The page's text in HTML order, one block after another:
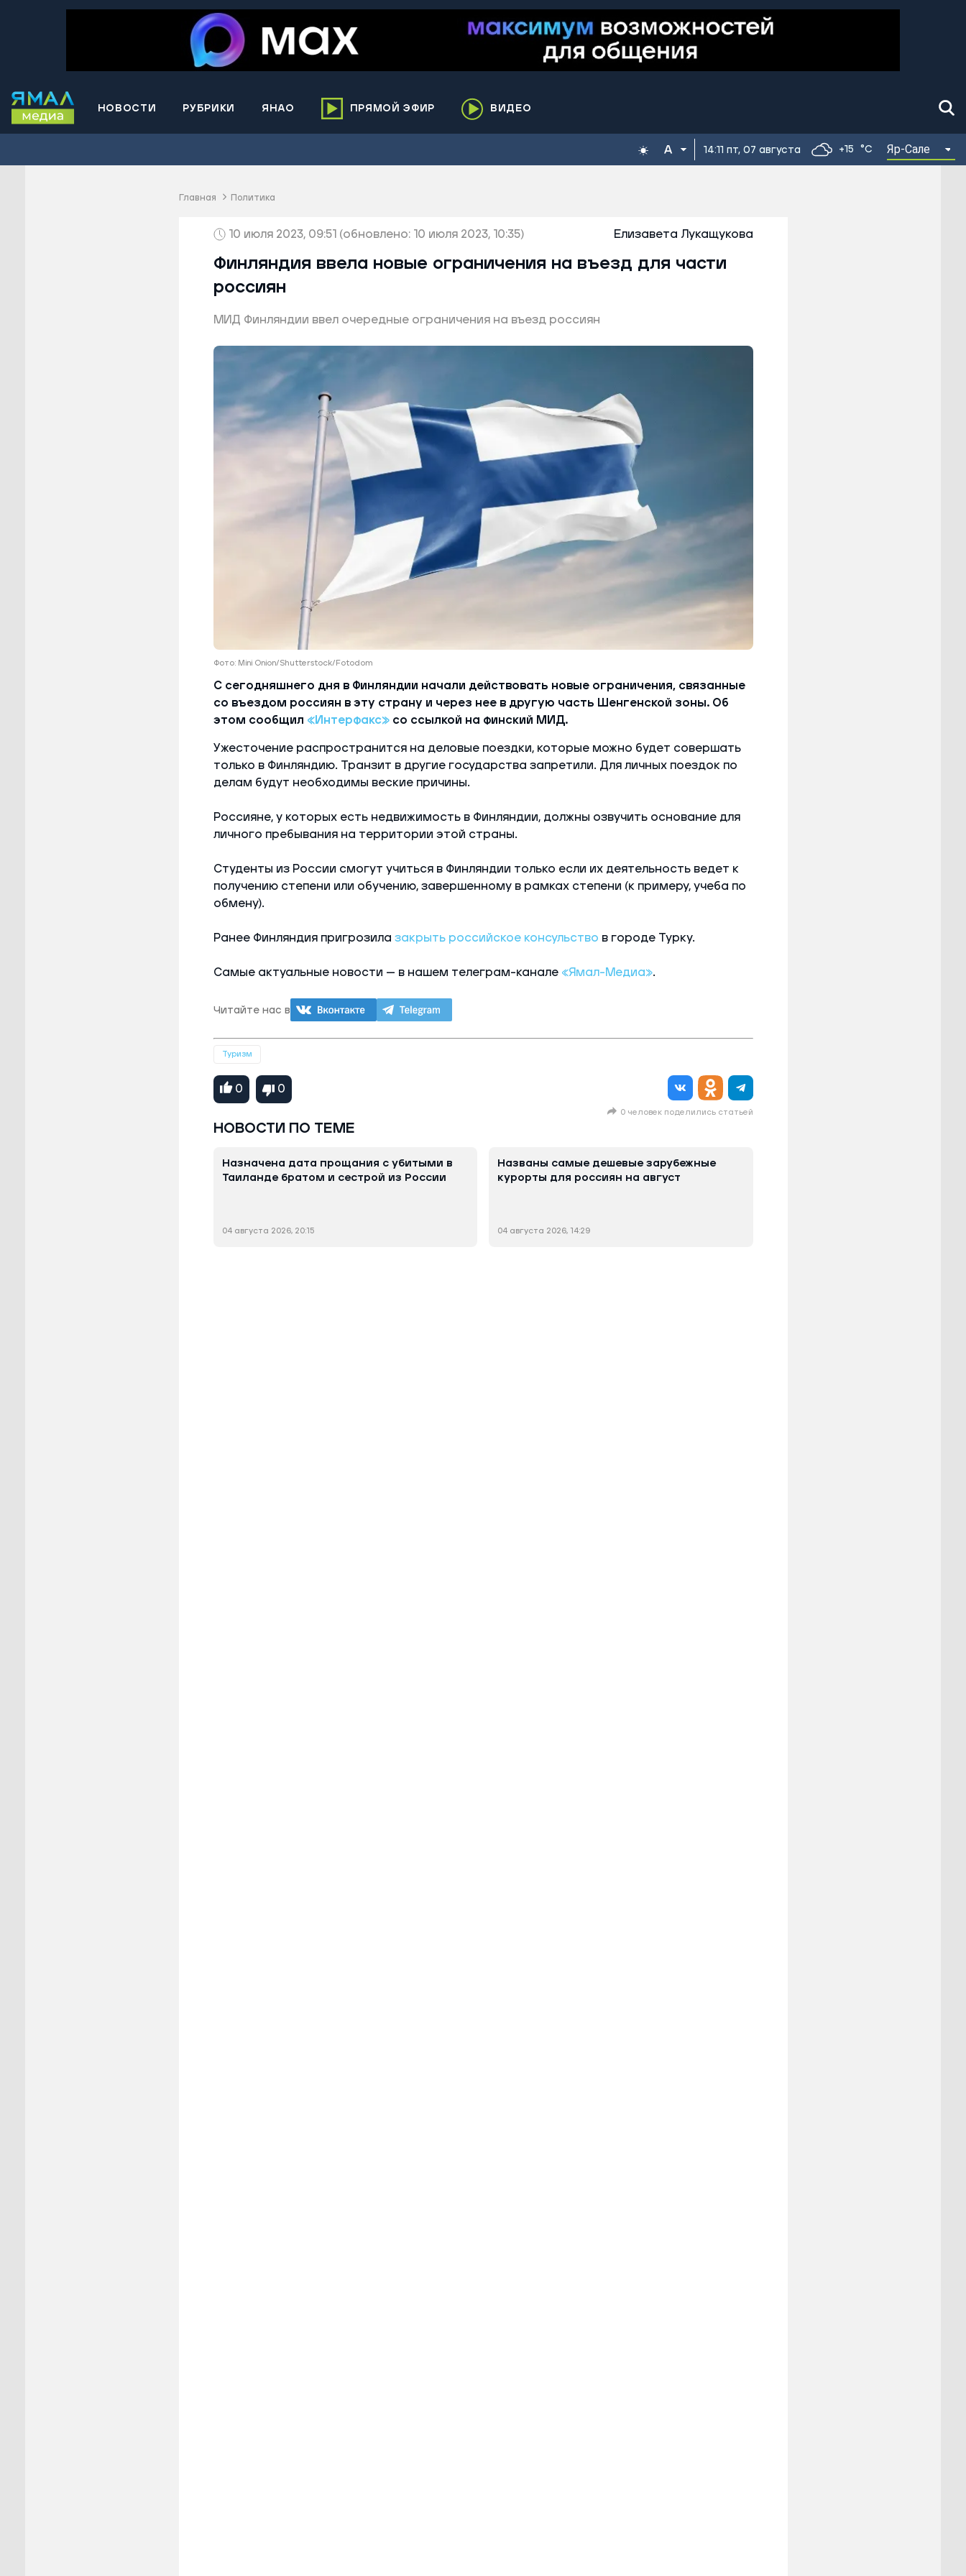
НОВОСТИ РУБРИКИ ЯНАО
район
Муравленко
Приуральский район
Тарко-Сале
Тазовский район
Шурышкарский район
Ямальский район
ПРЯМОЙ ЭФИР ВИДЕО
14:11 пт, 07 августа +15 °C Яр-Сале
Главная Политика
10 июля 2023, 09:51 (обновлено: 10 июля 2023, 10:35) Елизавета Лукащукова
Финляндия ввела новые ограничения на въезд для части
россиян
МИД Финляндии ввел очередные ограничения на въезд россиян
Фото: Mini Onion/Shutterstock/Fotodom
С сегодняшнего дня в Финляндии начали действовать новые ограничения, связанные
со въездом россиян в эту страну и через нее в другую часть Шенгенской зоны. Об
этом сообщил «Интерфакс» со ссылкой на финский МИД.
Ужесточение распространится на деловые поездки, которые можно будет совершать
только в Финляндию. Транзит в другие государства запретили. Для личных поездок по
делам будут необходимы веские причины.
Россияне, у которых есть недвижимость в Финляндии, должны озвучить основание для
личного пребывания на территории этой страны.
Студенты из России смогут учиться в Финляндии только если их деятельность ведет к
получению степени или обучению, завершенному в рамках степени (к примеру, учеба по
обмену).
Ранее Финляндия пригрозила закрыть российское консульство в городе Турку.
Самые актуальные новости — в нашем телеграм-канале «Ямал-Медиа».
Читайте нас в
Туризм
0 0
0 человек поделились статьей
НОВОСТИ ПО ТЕМЕ
Назначена дата прощания с убитыми в
Таиланде братом и сестрой из России
04 августа 2026, 20:15
Названы самые дешевые зарубежные
курорты для россиян на август
04 августа 2026, 14:29